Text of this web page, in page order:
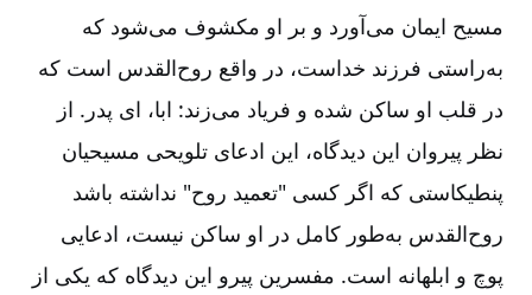
مسیح ایمان می‌آورد و بر او مکشوف می‌شود که
به‌راستی فرزند خداست، در واقع روح‌القدس است که
در قلب او ساکن شده و فریاد می‌زند: ابا، ای پدر. از
نظر پیروان این دیدگاه، این ادعای تلویحی مسیحیان
پنطیکاستی که اگر کسی "تعمید روح" نداشته باشد
روح‌القدس به‌طور کامل در او ساکن نیست، ادعایی
پوچ و ابلهانه است. مفسرین پیرو این دیدگاه که یکی از